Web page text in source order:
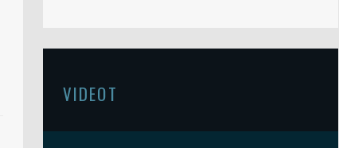
VIDEOT